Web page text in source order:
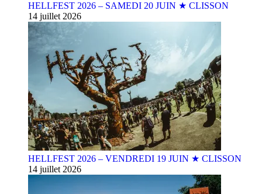
HELLFEST 2026 – SAMEDI 20 JUIN ★ CLISSON
14 juillet 2026
HELLFEST 2026 – VENDREDI 19 JUIN ★ CLISSON
14 juillet 2026